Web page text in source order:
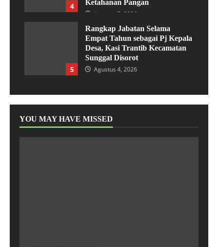
4
Ketahanan Pangan
Agustus 5, 2026
5
Rangkap Jabatan Selama
Empat Tahun sebagai Pj Kepala
Desa, Kasi Trantib Kecamatan
Sunggal Disorot
Agustus 4, 2026
YOU MAY HAVE MISSED